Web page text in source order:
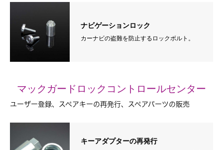
ナビゲーションロック
カーナビの盗難を防止するロックボルト。
マックガードロックコントロールセンター
ユーザー登録、スペアキーの再発行、スペアパーツの販売
キーアダプターの再発行